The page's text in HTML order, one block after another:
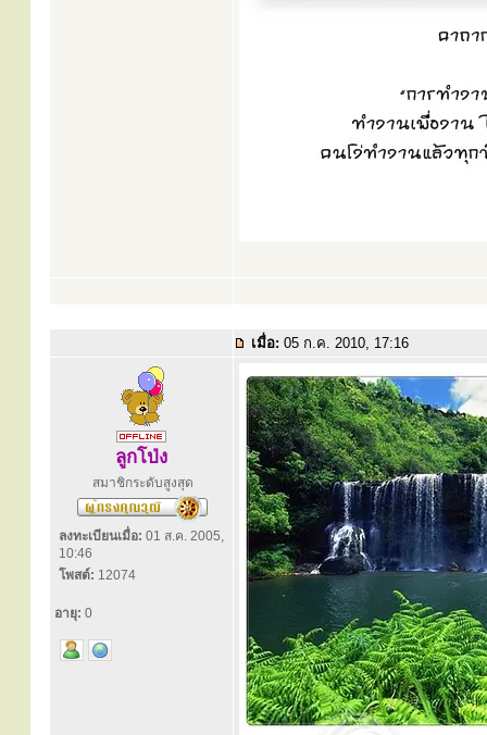
เมื่อ: 05 ก.ค. 2010, 17:16
ลูกโป่ง
สมาชิกระดับสูงสุด
ลงทะเบียนเมื่อ: 01 ส.ค. 2005,
10:46
โพสต์: 12074
อายุ: 0